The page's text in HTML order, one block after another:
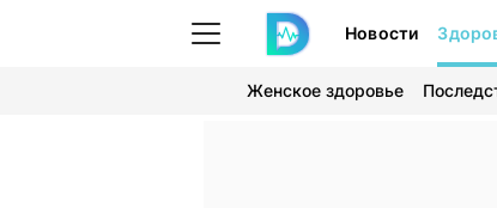
Новости
Женское здоровье